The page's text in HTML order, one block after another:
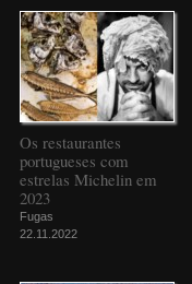
Os restaurantes
portugueses com
estrelas Michelin em
2023
Fugas
22.11.2022